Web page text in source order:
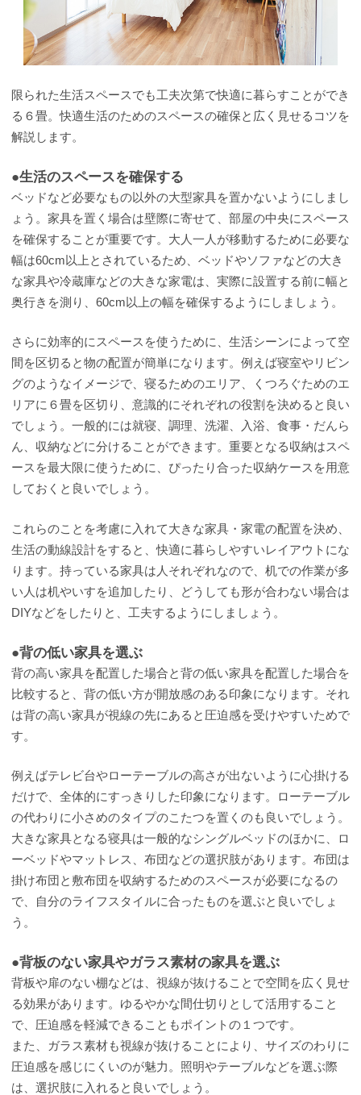
限られた生活スペースでも工夫次第で快適に暮らすことができ
る６畳。快適生活のためのスペースの確保と広く見せるコツを
解説します。
●生活のスペースを確保する
ベッドなど必要なもの以外の大型家具を置かないようにしまし
ょう。家具を置く場合は壁際に寄せて、部屋の中央にスペース
を確保することが重要です。大人一人が移動するために必要な
幅は60cm以上とされているため、ベッドやソファなどの大き
な家具や冷蔵庫などの大きな家電は、実際に設置する前に幅と
奥行きを測り、60cm以上の幅を確保するようにしましょう。
さらに効率的にスペースを使うために、生活シーンによって空
間を区切ると物の配置が簡単になります。例えば寝室やリビン
グのようなイメージで、寝るためのエリア、くつろぐためのエ
リアに６畳を区切り、意識的にそれぞれの役割を決めると良い
でしょう。一般的には就寝、調理、洗濯、入浴、食事・だんら
ん、収納などに分けることができます。重要となる収納はスペ
ースを最大限に使うために、ぴったり合った収納ケースを用意
しておくと良いでしょう。
これらのことを考慮に入れて大きな家具・家電の配置を決め、
生活の動線設計をすると、快適に暮らしやすいレイアウトにな
ります。持っている家具は人それぞれなので、机での作業が多
い人は机やいすを追加したり、どうしても形が合わない場合は
DIYなどをしたりと、工夫するようにしましょう。
●背の低い家具を選ぶ
背の高い家具を配置した場合と背の低い家具を配置した場合を
比較すると、背の低い方が開放感のある印象になります。それ
は背の高い家具が視線の先にあると圧迫感を受けやすいためで
す。
例えばテレビ台やローテーブルの高さが出ないように心掛ける
だけで、全体的にすっきりした印象になります。ローテーブル
の代わりに小さめのタイプのこたつを置くのも良いでしょう。
大きな家具となる寝具は一般的なシングルベッドのほかに、ロ
ーベッドやマットレス、布団などの選択肢があります。布団は
掛け布団と敷布団を収納するためのスペースが必要になるの
で、自分のライフスタイルに合ったものを選ぶと良いでしょ
う。
●背板のない家具やガラス素材の家具を選ぶ
背板や扉のない棚などは、視線が抜けることで空間を広く見せ
る効果があります。ゆるやかな間仕切りとして活用すること
で、圧迫感を軽減できることもポイントの１つです。
また、ガラス素材も視線が抜けることにより、サイズのわりに
圧迫感を感じにくいのが魅力。照明やテーブルなどを選ぶ際
は、選択肢に入れると良いでしょう。